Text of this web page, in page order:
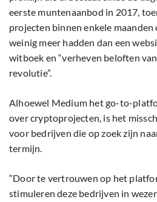
eerste muntenaanbod in 2017,
projecten binnen enkele
weinig meer hadden dan een
witboek en “verheven beloften
revolutie”.
Alhoewel Medium het go-to-
over cryptoprojecten, is het
voor bedrijven die op zoek zijn
termijn.
“Door te vertrouwen op het
stimuleren deze bedrijven in